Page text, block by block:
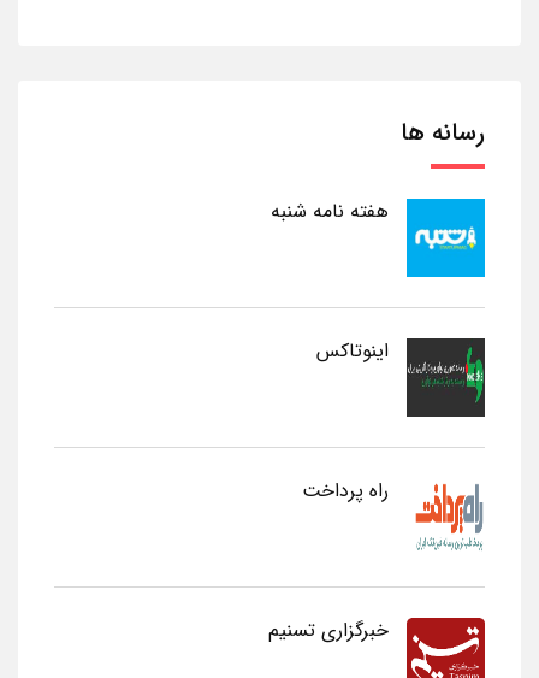
رسانه ها
هفته نامه شنبه
اینوتاکس
راه پرداخت
خبرگزاری تسنیم